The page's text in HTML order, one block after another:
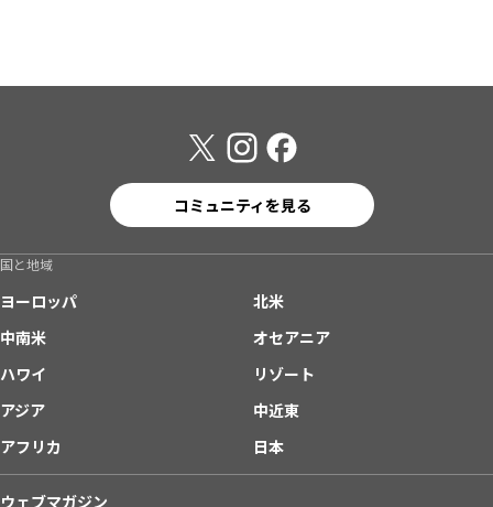
コミュニティを見る
国と地域
ヨーロッパ
北米
中南米
オセアニア
ハワイ
リゾート
アジア
中近東
アフリカ
日本
ウェブマガジン